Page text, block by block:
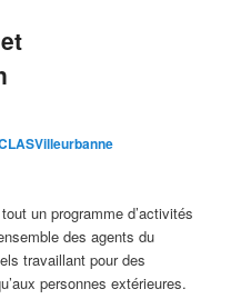
un programme d’activités
des agents du
travaillant pour des
personnes extérieures.